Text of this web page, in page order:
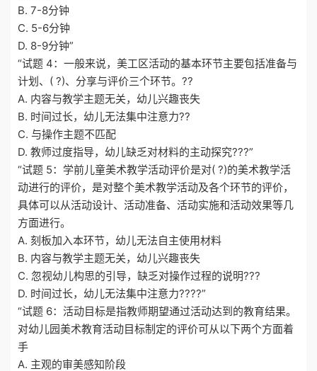
B. 7-8分钟
C. 5-6分钟
D. 8-9分钟”
“试题 4：一般来说，美工区活动的基本环节主要包括准备与
计划、( ?)、分享与评价三个环节。??
A. 内容与教学主题无关，幼儿兴趣丧失
B. 时间过长，幼儿无法集中注意力??
C. 与操作主题不匹配
D. 教师过度指导，幼儿缺乏对材料的主动探究???”
“试题 5：学前儿童美术教学活动评价是对( ?)的美术教学活
动进行的评价，是对整个美术教学活动及各个环节的评价，
具体可以从活动设计、活动准备、活动实施和活动效果等几
方面进行。
A. 刻板加入本环节，幼儿无法自主使用材料
B. 内容与教学主题无关，幼儿兴趣丧失
C. 忽视幼儿构思的引导，缺乏对操作过程的说明???
D. 时间过长，幼儿无法集中注意力????”
“试题 6：活动目标是指教师期望通过活动达到的教育结果。
对幼儿园美术教育活动目标制定的评价可从以下两个方面着
手
A. 主观的审美感知阶段